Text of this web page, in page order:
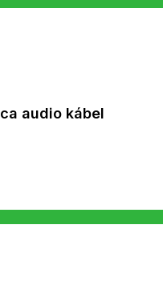
audio kábel